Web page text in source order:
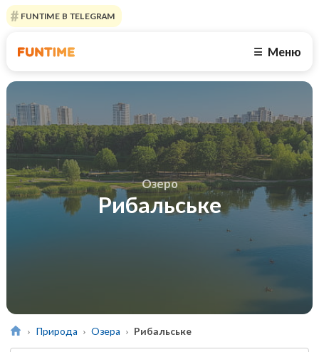
FUNTIME В TELEGRAM
☰ Меню
Озеро
Рибальське
Природа Озера Рибальське